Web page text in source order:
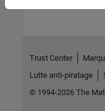
Trust Center
Lutte anti-piratage
© 1994-2026 The